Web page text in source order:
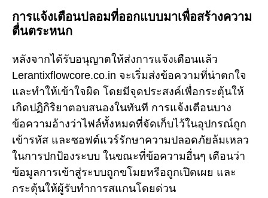
การแจ้งเตือนปลอมที่ออกแบบมาเพื่อสร้างความ
ตื่นตระหนก
หลังจากได้รับอนุญาตให้ส่งการแจ้งเตือนแล้ว
Lerantixflowcore.co.in จะเริ่มส่งข้อความที่น่าตกใจ
และทำให้เข้าใจผิด โดยมีจุดประสงค์เพื่อกระตุ้นให้
เกิดปฏิกิริยาตอบสนองในทันที การแจ้งเตือนบาง
ข้อความอ้างว่าไฟล์ทั้งหมดที่จัดเก็บไว้ในอุปกรณ์ถูก
เข้ารหัส และซอฟต์แวร์รักษาความปลอดภัยล้มเหลว
ในการปกป้องระบบ ในขณะที่ข้อความอื่นๆ เตือนว่า
ข้อมูลการเข้าสู่ระบบถูกขโมยหรือถูกเปิดเผย และ
กระตุ้นให้ผู้รับทำการสแกนโดยด่วน